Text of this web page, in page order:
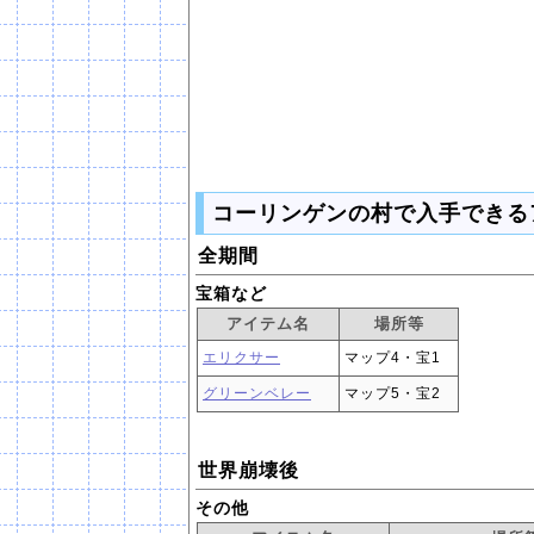
コーリンゲンの村で入手でき
全期間
宝箱など
アイテム名 場所等
エリクサー マップ4・宝1
グリーンベレー マップ5・宝2
世界崩壊後
その他